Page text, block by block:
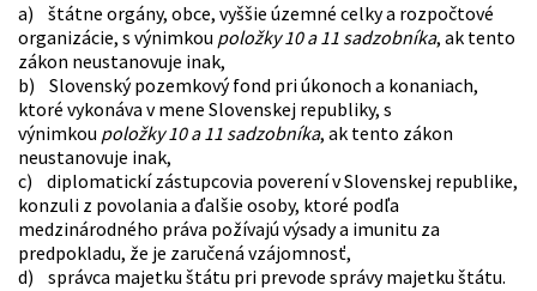
a) štátne orgány, obce, vyššie územné celky a rozpočtové
organizácie, s výnimkou položky 10 a 11 sadzobníka, ak tento
zákon neustanovuje inak,
b) Slovenský pozemkový fond pri úkonoch a konaniach,
ktoré vykonáva v mene Slovenskej republiky, s
výnimkou položky 10 a 11 sadzobníka, ak tento zákon
neustanovuje inak,
c) diplomatickí zástupcovia poverení v Slovenskej republike,
konzuli z povolania a ďalšie osoby, ktoré podľa
medzinárodného práva požívajú výsady a imunitu za
predpokladu, že je zaručená vzájomnosť,
d) správca majetku štátu pri prevode správy majetku štátu.